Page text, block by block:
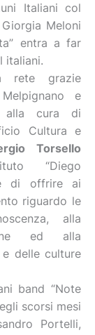
Italiani col
Meloni
entra a far
italiani.
rete grazie
e
alla cura di
Cultura e
Torsello
“Diego
di offrire ai
riguardo le
alla
ed alla
e delle culture
band “Note
scorsi mesi
Portelli,